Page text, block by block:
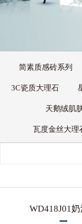
简素质感砖系列
3C瓷质大理石
天鹅绒肌
瓦度金丝大理
WD418J01奶